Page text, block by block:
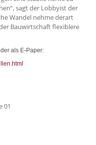
sagt der Lobbyist der
Wandel nehme derart
Bauwirtschaft flexiblere
als E-Paper:
01